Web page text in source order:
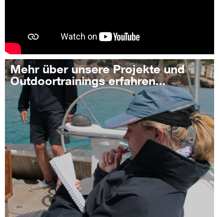
Mehr über unsere Projekte und
Outdoortrainings erfahren...